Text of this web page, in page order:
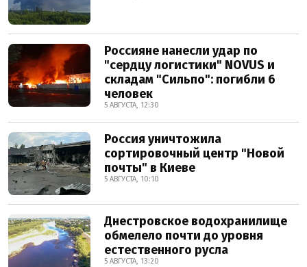
Россияне нанесли удар по
"сердцу логистики" NOVUS и
складам "Сильпо": погибли 6
человек
5 АВГУСТА, 12:30
Россия уничтожила
сортировочный центр "Новой
почты" в Киеве
5 АВГУСТА, 10:10
Днестровское водохранилище
обмелело почти до уровня
естественного русла
5 АВГУСТА, 13:20